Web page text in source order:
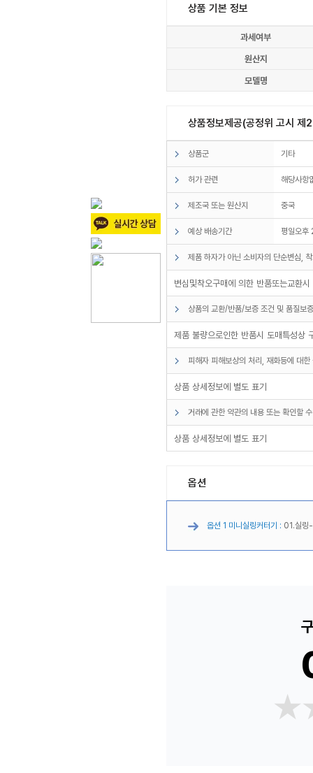
상품 기본 정보
과세여부
원산지
모델명
상품정보제공(공정위 고시
상품군 기타
허가 관련 해당사항
제조국 또는 원산지 중국
예상 배송기간 평일오후
제품 하자가 아닌 소비자의 단순변심,
변심및착오구매에 의한 반품또는교환
상품의 교환/반품/보증 조건 및 품질보
제품 불량으로인한 반품시 도매특성상
피해자 피해보상의 처리, 재화등에 대
상품 상세정보에 별도 표기
거래에 관한 약관의 내용 또는 확인할
상품 상세정보에 별도 표기
옵션
옵션 1 미니실링커터기 : 01.실링